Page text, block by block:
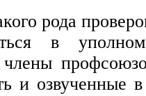
рода
в
и озвученные